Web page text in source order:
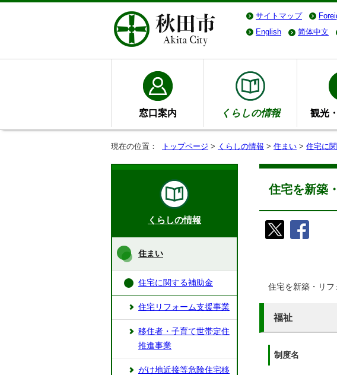
サイトマップ
English
简体中文
窓口案内 くらしの情報 観光
現在の位置： トップページ > くらしの情報 > 住まい > 住宅に
住宅を新築
住宅を新築・リフ
福祉
制度名
くらしの情報
住まい
住宅に関する補助金
住宅リフォーム支援事業
移住者・子育て世帯定住
推進事業
がけ地近接等危険住宅移